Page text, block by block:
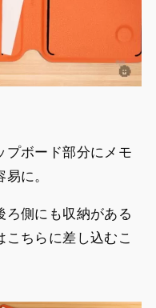
プボード部分にメモ
に。
ろ側にも収納がある
ちらに差し込むこ